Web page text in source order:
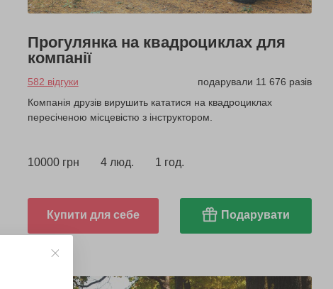
Прогулянка на квадроциклах для
компанії
582 відгуки
подарували 11 676 разів
Компанія друзів вирушить кататися на квадроциклах
пересіченою місцевістю з інструктором.
10000 грн 4 люд. 1 год.
Купити для себе Подарувати